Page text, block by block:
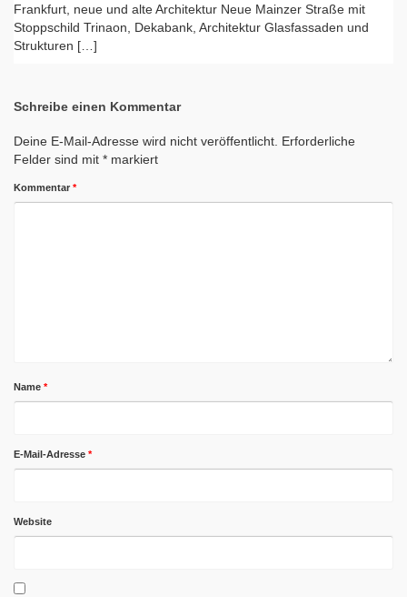
Frankfurt, neue und alte Architektur Neue Mainzer Straße mit
Stoppschild Trinaon, Dekabank, Architektur Glasfassaden und
Strukturen […]
Schreibe einen Kommentar
Deine E-Mail-Adresse wird nicht veröffentlicht. Erforderliche
Felder sind mit * markiert
Kommentar *
Name *
E-Mail-Adresse *
Website